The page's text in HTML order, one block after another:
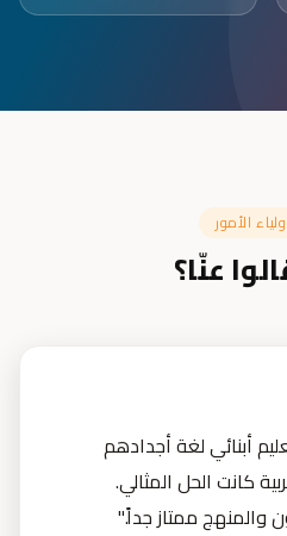
الأمور
عنّا؟
أبنائي لغة أجدادهم
كانت الحل المثالي.
ممتاز جداً."